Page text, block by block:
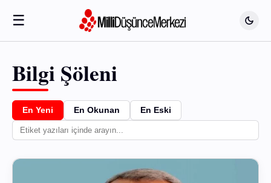
☰
Bilgi Şöleni
En Yeni En Okunan En Eski